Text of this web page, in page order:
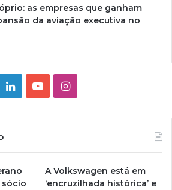
as empresas que ganham
da aviação executiva no
LinkedinYouTubeInstagram
A Volkswagen está em
‘encruzilhada histórica’ e